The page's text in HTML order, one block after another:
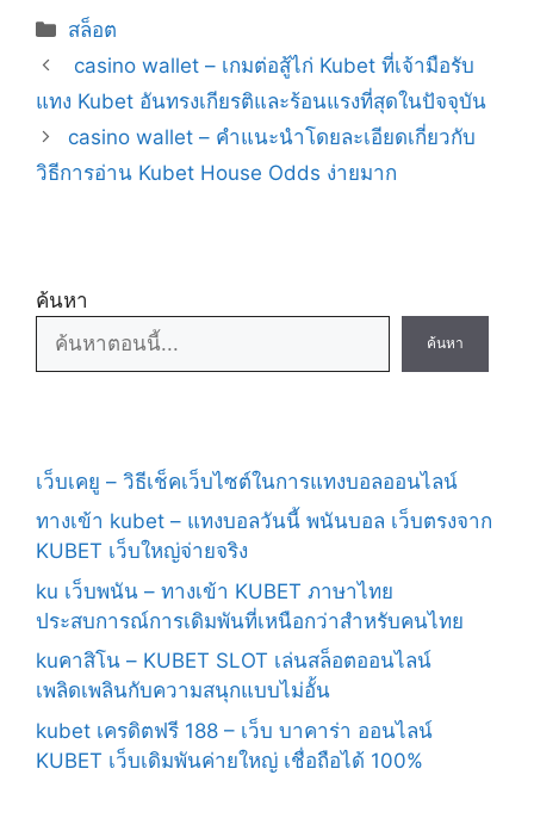
Categories
สล็อต
casino wallet – เกมต่อสู้ไก่ Kubet ที่เจ้ามือรับ
แทง Kubet อันทรงเกียรติและร้อนแรงที่สุดในปัจจุบัน
casino wallet – คำแนะนำโดยละเอียดเกี่ยวกับ
วิธีการอ่าน Kubet House Odds ง่ายมาก
ค้นหา
ค้นหา
เว็บเคยู – วิธีเช็คเว็บไซต์ในการแทงบอลออนไลน์
ทางเข้า kubet – แทงบอลวันนี้ พนันบอล เว็บตรงจาก
KUBET เว็บใหญ่จ่ายจริง
ku เว็บพนัน – ทางเข้า KUBET ภาษาไทย
ประสบการณ์การเดิมพันที่เหนือกว่าสำหรับคนไทย
kuคาสิโน – KUBET SLOT เล่นสล็อตออนไลน์
เพลิดเพลินกับความสนุกแบบไม่อั้น
kubet เครดิตฟรี 188 – เว็บ บาคาร่า ออนไลน์
KUBET เว็บเดิมพันค่ายใหญ่ เชื่อถือได้ 100%